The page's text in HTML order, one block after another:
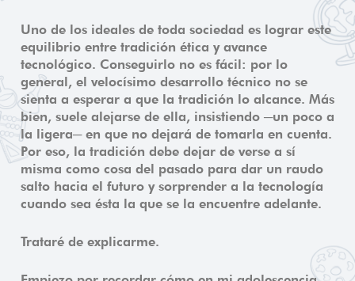
Uno de los ideales de toda sociedad es lograr este
equilibrio entre tradición ética y avance
tecnológico. Conseguirlo no es fácil: por lo
general, el velocísimo desarrollo técnico no se
sienta a esperar a que la tradición lo alcance. Más
bien, suele alejarse de ella, insistiendo ─un poco a
la ligera─ en que no dejará de tomarla en cuenta.
Por eso, la tradición debe dejar de verse a sí
misma como cosa del pasado para dar un raudo
salto hacia el futuro y sorprender a la tecnología
cuando sea ésta la que se la encuentre adelante.
Trataré de explicarme.